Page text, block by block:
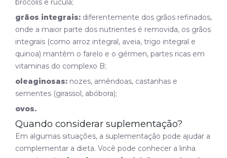
brócolis e rúcula;
grãos integrais: diferentemente dos grãos refinados,
onde a maior parte dos nutrientes é removida, os grãos
integrais (como arroz integral, aveia, trigo integral e
quinoa) mantêm o farelo e o gérmen, partes ricas em
vitaminas do complexo B;
oleaginosas: nozes, amêndoas, castanhas e
sementes (girassol, abóbora);
ovos.
Quando considerar suplementação?
Em algumas situações, a suplementação pode ajudar a
complementar a dieta. Você pode conhecer a linha